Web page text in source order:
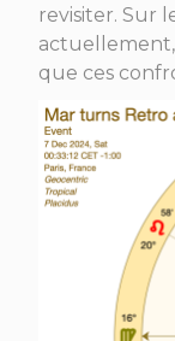
revisiter. Sur
actuellement,
que ces